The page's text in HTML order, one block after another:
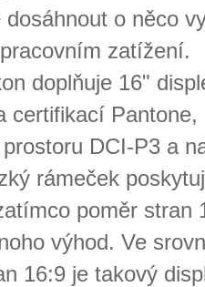
do­sáh­nout o něco
za­tí­že­ní.
doplňuje 16"
cer­ti­fi­ka­cí
DCI-P3 a
rá­me­ček
poměr
výhod. Ve
16:9 je ta­ko­vý